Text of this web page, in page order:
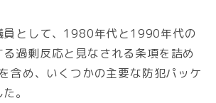
員として、1980年代と1990年代の
過剰反応と見なされる条項を詰め
含め、いくつかの主要な防犯パッケ
。